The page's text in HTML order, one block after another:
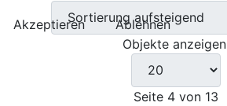
Objekte anzeigen
Seite 4 von 13
Akzeptieren Ablehnen